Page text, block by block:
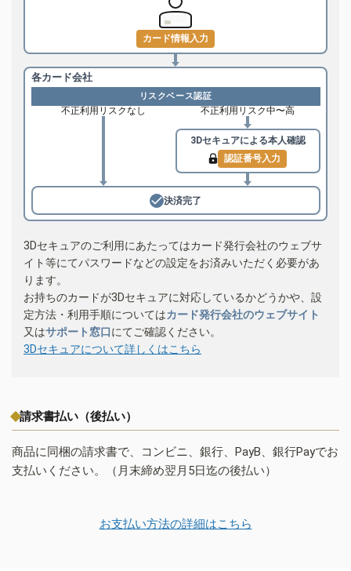
カード情報入力
各カード会社
リスクベース認証
不正利用リスクなし 不正利用リスク中〜高
3Dセキュアによる本人確認
認証番号入力
決済完了
3Dセキュアのご利用にあたってはカード発行会社のウェブサ
イト等にてパスワードなどの設定をお済みいただく必要があ
ります。
お持ちのカードが3Dセキュアに対応しているかどうかや、設
定方法・利用手順についてはカード発行会社のウェブサイト
又はサポート窓口にてご確認ください。
3Dセキュアについて詳しくはこちら
請求書払い（後払い）
商品に同梱の請求書で、コンビニ、銀行、PayB、銀行Payでお
支払いください。（月末締め翌月5日迄の後払い）
お支払い方法の詳細はこちら